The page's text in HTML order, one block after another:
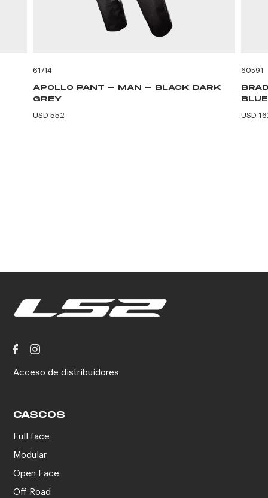
61714
APOLLO PANT - MAN - BLACK DARK
GREY
USD 552
60591
BLUE
USD
Acceso de distribuidores
CASCOS
Full face
Modular
Open Face
Off Road